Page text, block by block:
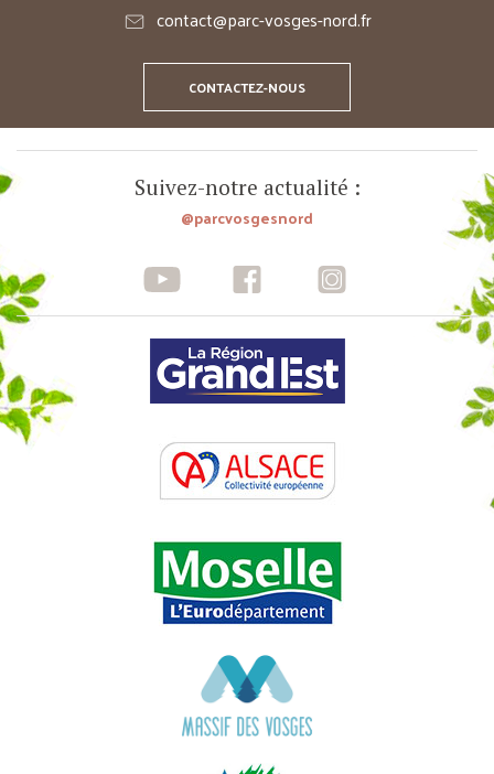
contact@parc-vosges-nord.fr
CONTACTEZ-NOUS
Suivez-notre actualité :
@parcvosgesnord